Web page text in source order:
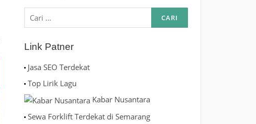
Cari
untuk:
Link Patner
Jasa SEO Terdekat
Top Lirik Lagu
Kabar Nusantara
Sewa Forklift Terdekat di Semarang